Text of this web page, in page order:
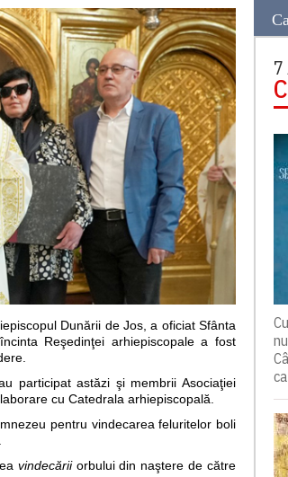
Dunării de Jos, a oficiat Sfânta
Reşedinţei arhiepiscopale a fost
participat astăzi şi membrii Asociaţiei
cu Catedrala arhiepiscopală.
pentru vindecarea feluritelor boli
vindecăriiorbului din naştere de către
7